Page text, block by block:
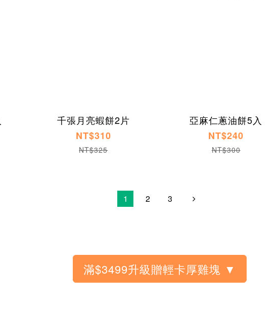
千張月亮蝦餅2片
NT$310
NT$325
亞麻仁蔥油餅5入
NT$240
NT$300
1 2 3